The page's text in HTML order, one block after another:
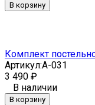
В корзину
Комплект
Артикул:A-031
3 490 ₽
В наличии
В корзину